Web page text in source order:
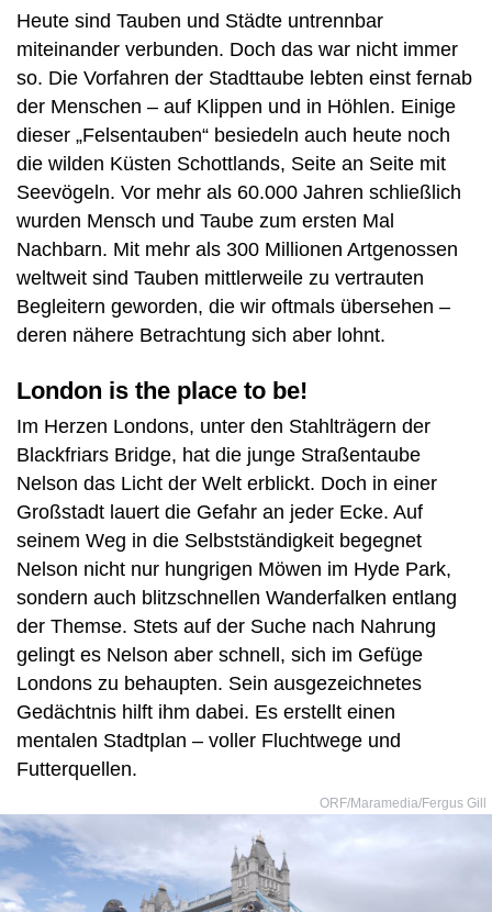
Heute sind Tauben und Städte untrennbar
miteinander verbunden. Doch das war nicht immer
so. Die Vorfahren der Stadttaube lebten einst fernab
der Menschen – auf Klippen und in Höhlen. Einige
dieser „Felsentauben“ besiedeln auch heute noch
die wilden Küsten Schottlands, Seite an Seite mit
Seevögeln. Vor mehr als 60.000 Jahren schließlich
wurden Mensch und Taube zum ersten Mal
Nachbarn. Mit mehr als 300 Millionen Artgenossen
weltweit sind Tauben mittlerweile zu vertrauten
Begleitern geworden, die wir oftmals übersehen –
deren nähere Betrachtung sich aber lohnt.
London is the place to be!
Im Herzen Londons, unter den Stahlträgern der
Blackfriars Bridge, hat die junge Straßentaube
Nelson das Licht der Welt erblickt. Doch in einer
Großstadt lauert die Gefahr an jeder Ecke. Auf
seinem Weg in die Selbstständigkeit begegnet
Nelson nicht nur hungrigen Möwen im Hyde Park,
sondern auch blitzschnellen Wanderfalken entlang
der Themse. Stets auf der Suche nach Nahrung
gelingt es Nelson aber schnell, sich im Gefüge
Londons zu behaupten. Sein ausgezeichnetes
Gedächtnis hilft ihm dabei. Es erstellt einen
mentalen Stadtplan – voller Fluchtwege und
Futterquellen.
ORF/Maramedia/Fergus Gill